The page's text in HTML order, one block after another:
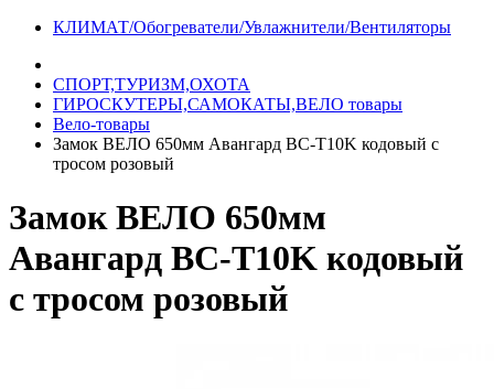
КЛИМАТ/Обогреватели/Увлажнители/Вентиляторы
СПОРТ,ТУРИЗМ,ОХОТА
ГИРОСКУТЕРЫ,САМОКАТЫ,ВЕЛО товары
Вело-товары
Замок ВЕЛО 650мм Авангард BC-T10K кодовый с
тросом розовый
Замок ВЕЛО 650мм
Авангард BC-T10K кодовый
с тросом розовый